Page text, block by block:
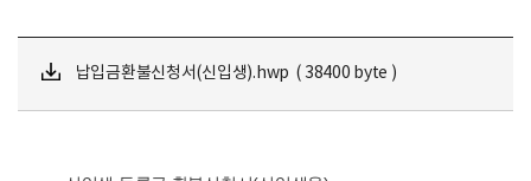
납입금환불신청서(신입생).hwp ( 38400 byte )